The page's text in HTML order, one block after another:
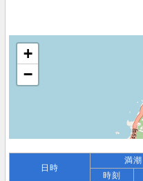
+
−
日時
満潮
時刻